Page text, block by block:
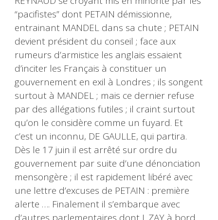
“pacifistes” dont PETAIN démissionne,
entrainant MANDEL dans sa chute ; PETAIN
devient président du conseil ; face aux
rumeurs d’armistice les anglais essaient
d’inciter les Français à constituer un
gouvernement en exil à Londres ; ils songent
surtout à MANDEL ; mais ce dernier refuse
par des allégations futiles ; il craint surtout
qu’on le considère comme un fuyard. Et
c’est un inconnu, DE GAULLE, qui partira.
Dès le 17 juin il est arrêté sur ordre du
gouvernement par suite d’une dénonciation
mensongère ; il est rapidement libéré avec
une lettre d’excuses de PETAIN : première
alerte …. Finalement il s’embarque avec